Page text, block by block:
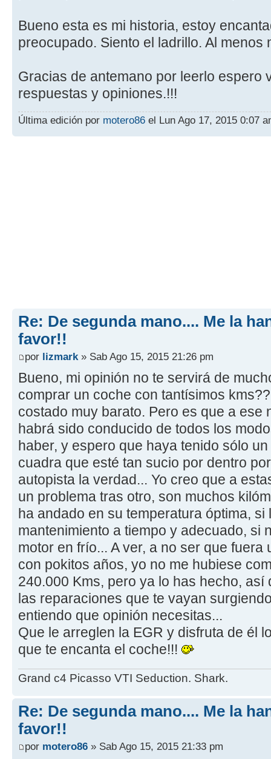
Bueno esta es mi historia, estoy
preocupado. Siento el ladrillo. Al
Gracias de antemano por leerlo espero
respuestas y opiniones.!!!
Última edición por motero86 el Lun Ago 17, 2015 0:07
Re: De segunda mano.... Me la
favor!!
por lizmark» Sab Ago 15, 2015 21:26 pm
Bueno, mi opinión no te servirá de
comprar un coche con tantísimos
costado muy barato. Pero es que a ese
habrá sido conducido de todos los
haber, y espero que haya tenido sólo
cuadra que esté tan sucio por dentro
autopista la verdad... Yo creo que a
un problema tras otro, son muchos
ha andado en su temperatura óptima, si
mantenimiento a tiempo y adecuado, si
motor en frío... A ver, a no ser que
con pokitos años, yo no me hubiese
240.000 Kms, pero ya lo has hecho, así
las reparaciones que te vayan
entiendo que opinión necesitas...
Que le arreglen la EGR y disfruta de él
que te encanta el coche!!!
Grand c4 Picasso VTI Seduction. Shark.
Re: De segunda mano.... Me la
favor!!
por motero86 » Sab Ago 15, 2015 21:33 pm